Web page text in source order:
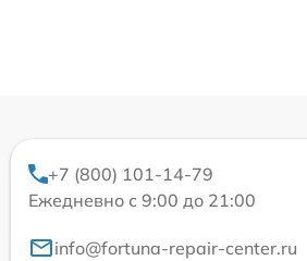
+7 (800) 101-14-79
Ежедневно с 9:00 до 21:00
info@fortuna-repair-center.ru